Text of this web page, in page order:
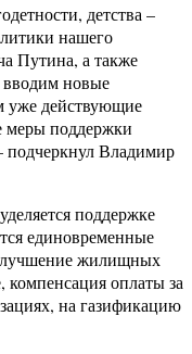
детства –
нашего
Путина, а также
новые
уже действующие
меры поддержки
подчеркнул Владимир
поддержке
единовременные
жилищных
компенсация оплаты за
на газификацию